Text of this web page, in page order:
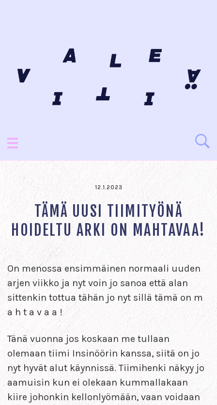
12.1.2023
TÄMÄ UUSI TIIMITYÖNÄ
HOIDELTU ARKI ON MAHTAVAA!
On menossa ensimmäinen normaali uuden
arjen viikko ja nyt voin jo sanoa että alan
sittenkin tottua tähän jo nyt sillä tämä on m
a h t a v a a !
Tänä vuonna jos koskaan me tullaan
olemaan tiimi Insinöörin kanssa, siitä on jo
nyt hyvät alut käynnissä. Tiimihenki näkyy jo
aamuisin kun ei olekaan kummallakaan
kiire johonkin kellonlyömään, vaan voidaan